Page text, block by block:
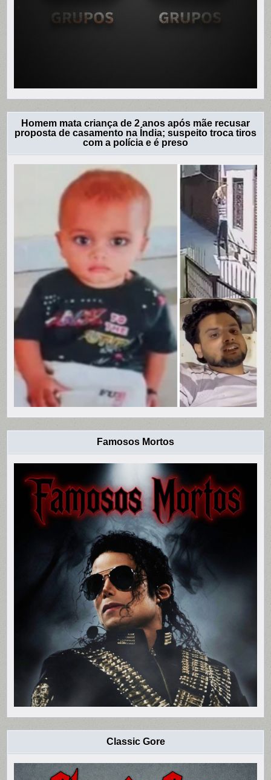
Homem mata criança de 2 anos após mãe recusar
proposta de casamento na Índia; suspeito troca tiros
com a polícia e é preso
Famosos Mortos
Classic Gore